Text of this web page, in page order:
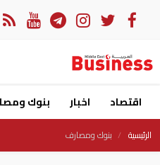
اقتصاد اخبار بنوك
الرئيسية بنوك ومصارف